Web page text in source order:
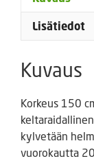
Lisätiedot
Kuvaus
Korkeus 150
kylvetään
vuorokautta